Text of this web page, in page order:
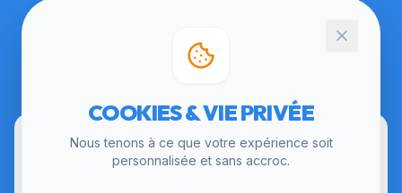
COOKIES & VIE PRIVÉE
Nous tenons à ce que votre expérience soit
personnalisée et sans accroc.